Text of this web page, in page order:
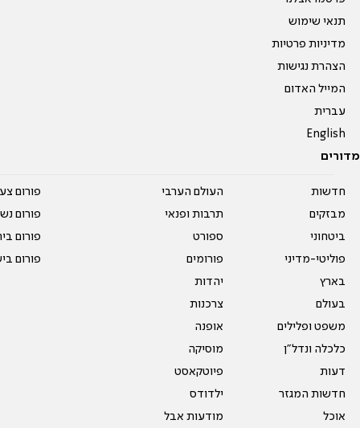
תנאי שימוש
מדיניות פרטיות
הצהרת נגישות
המייל האדום
עברית
English
מדורים
חדשות
מבזקים
ביטחוני
פוליטי-מדיני
בארץ
בעולם
משפט ופלילים
כלכלה ונדל"ן
דעות
חדשות המגזר
אוכל
העולם הערבי
תרבות ופנאי
ספורט
פורומים
יהדות
צרכנות
אופנה
מוסיקה
פיוטקאסט
ילדודס
מודעות אבל
פורום
פורום
פורום
פורום